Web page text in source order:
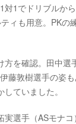
対1でドリブルか
ィも用意。PKの
方を確認。田中選
藤敦樹選手の姿も
ていました。
選手（ASモナコ